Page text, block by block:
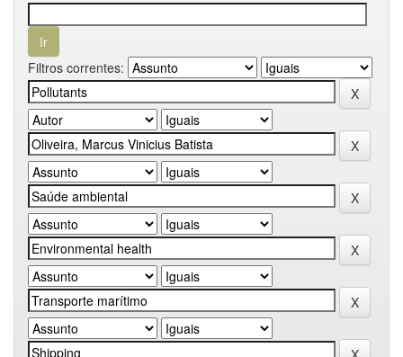
Filtros correntes: